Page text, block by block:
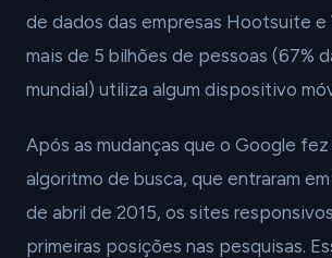
de dados das empresas Hootsuite e
mais de 5 bilhões de pessoas (67%
mundial) utiliza algum dispositivo
Após as mudanças que o Google fez
algoritmo de busca, que entraram
de abril de 2015, os sites
primeiras posições nas pesquisas.